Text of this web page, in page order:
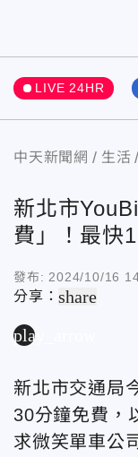
LIVE 24HR
中天新聞網 生活
新北市
費」！最快
發布: 2024/10/16
分享：share
play_arrow
新北市交通局
30分鐘免費，
求微笑單車公